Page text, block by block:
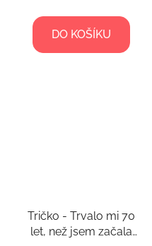
DO KOŠÍKU
Tričko - Trvalo mi 70
let, než jsem začala